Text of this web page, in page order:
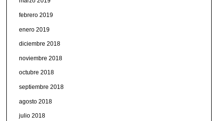
febrero 2019
enero 2019
diciembre 2018
noviembre 2018
octubre 2018
septiembre 2018
agosto 2018
julio 2018